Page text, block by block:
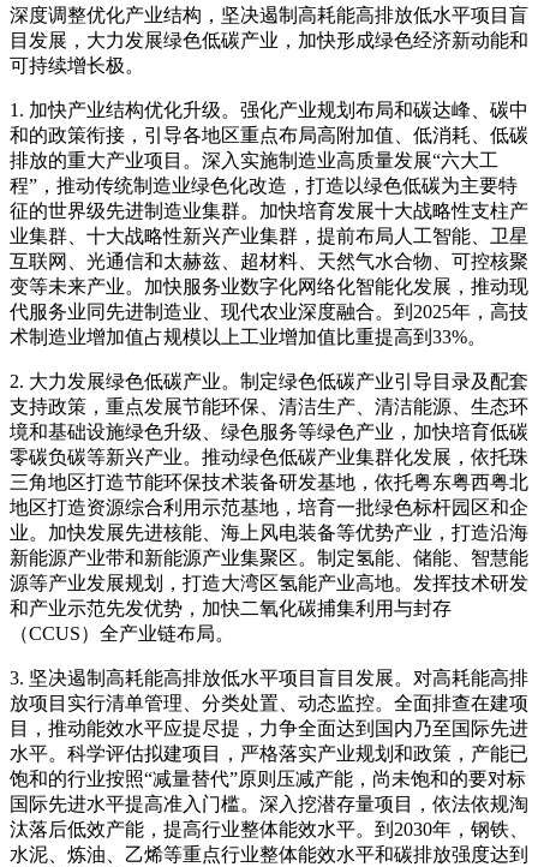
深度调整优化产业结构，坚决遏制高耗能高排放低水平项目盲
目发展，大力发展绿色低碳产业，加快形成绿色经济新动能和
可持续增长极。
1. 加快产业结构优化升级。强化产业规划布局和碳达峰、碳中
和的政策衔接，引导各地区重点布局高附加值、低消耗、低碳
排放的重大产业项目。深入实施制造业高质量发展“六大工
程”，推动传统制造业绿色化改造，打造以绿色低碳为主要特
征的世界级先进制造业集群。加快培育发展十大战略性支柱产
业集群、十大战略性新兴产业集群，提前布局人工智能、卫星
互联网、光通信和太赫兹、超材料、天然气水合物、可控核聚
变等未来产业。加快服务业数字化网络化智能化发展，推动现
代服务业同先进制造业、现代农业深度融合。到2025年，高技
术制造业增加值占规模以上工业增加值比重提高到33%。
2. 大力发展绿色低碳产业。制定绿色低碳产业引导目录及配套
支持政策，重点发展节能环保、清洁生产、清洁能源、生态环
境和基础设施绿色升级、绿色服务等绿色产业，加快培育低碳
零碳负碳等新兴产业。推动绿色低碳产业集群化发展，依托珠
三角地区打造节能环保技术装备研发基地，依托粤东粤西粤北
地区打造资源综合利用示范基地，培育一批绿色标杆园区和企
业。加快发展先进核能、海上风电装备等优势产业，打造沿海
新能源产业带和新能源产业集聚区。制定氢能、储能、智慧能
源等产业发展规划，打造大湾区氢能产业高地。发挥技术研发
和产业示范先发优势，加快二氧化碳捕集利用与封存
（CCUS）全产业链布局。
3. 坚决遏制高耗能高排放低水平项目盲目发展。对高耗能高排
放项目实行清单管理、分类处置、动态监控。全面排查在建项
目，推动能效水平应提尽提，力争全面达到国内乃至国际先进
水平。科学评估拟建项目，严格落实产业规划和政策，产能已
饱和的行业按照“减量替代”原则压减产能，尚未饱和的要对标
国际先进水平提高准入门槛。深入挖潜存量项目，依法依规淘
汰落后低效产能，提高行业整体能效水平。到2030年，钢铁、
水泥、炼油、乙烯等重点行业整体能效水平和碳排放强度达到